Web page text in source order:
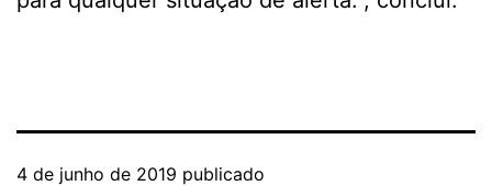
4 de junho de 2019 publicado